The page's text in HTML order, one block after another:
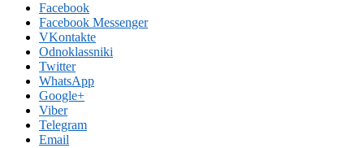
Facebook
Facebook Messenger
VKontakte
Odnoklassniki
Twitter
WhatsApp
Google+
Viber
Telegram
Email